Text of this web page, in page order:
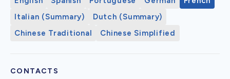
Italian (Summary)
Dutch (Summary)
Chinese Traditional
Chinese Simplified
CONTACTS